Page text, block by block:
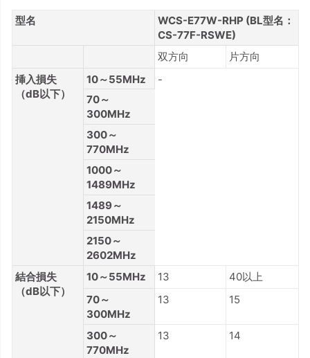
型名
WCS-E77W-RHP (BL型名：
CS-77F-RSWE)
双方向
片方向
挿入損失
（dB以下）
10～55MHz
-
70～
300MHz
300～
770MHz
1000～
1489MHz
1489～
2150MHz
2150～
2602MHz
結合損失
（dB以下）
10～55MHz 13
40以上
70～
300MHz
13 15
300～
770MHz
13 14